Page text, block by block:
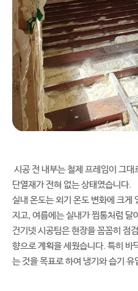
시공 전 내부는 철제 프레임이 그
단열재가 전혀 없는 상태였습니다.
실내 온도는 외기 온도 변화에 크게
지고, 여름에는 실내가 찜통처럼 달
건기넷 시공팀은 현장을 꼼꼼히 점
향으로 계획을 세웠습니다. 특히 바
는 것을 목표로 하여 냉기와 습기